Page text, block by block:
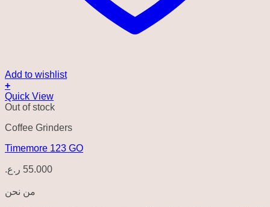
Add to wishlist
+
Quick View
Out of stock
Coffee Grinders
Timemore 123 GO
55.000 ر.ع.
من نحن